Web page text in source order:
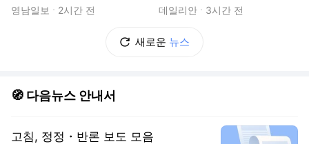
대 올랐다
영남일보 2시간 전
드라마 결합된 값진 경험”
데일리안 3시간 전
새로운 뉴스
🧭 다음뉴스 안내서
고침, 정정・반론 보도 모음